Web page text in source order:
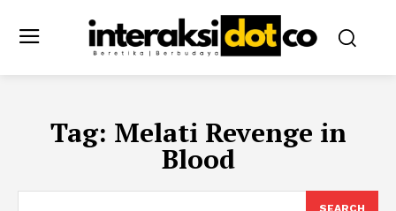
Tag: Melati Revenge in
Blood
SEARCH